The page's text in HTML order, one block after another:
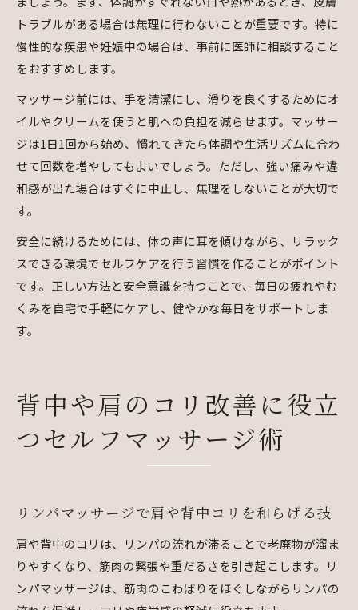
トラブルがある場合は無理に行わないことが重要です。特に
慢性的な疾患や妊娠中の場合は、事前に医師に相談すること
をおすすめします。
マッサージ前には、手を清潔にし、滑りを良くするためにオ
イルやクリームを使うと肌への負担を減らせます。マッサー
ジは1日1回から始め、慣れてきたら体調や生活リズムに合わ
せて回数を増やしてもよいでしょう。ただし、強い痛みや違
和感が出た場合はすぐに中止し、無理をしないことが大切で
す。
安全に続けるためには、体の声に耳を傾けながら、リラック
スできる環境でセルフケアを行う習慣を作ることがポイント
です。正しい方法と安全意識を持つことで、毎日の疲れやむ
くみを自宅で手軽にケアし、健やかな毎日をサポートしま
す。
背中や肩のコリ改善に役立
つセルフマッサージ術
リンパマッサージで肩や背中コリを和らげる技
肩や背中のコリは、リンパの流れが滞ることで老廃物が溜ま
りやすくなり、筋肉の緊張や重だるさを引き起こします。リ
ンパマッサージは、筋肉のこわばりをほぐしながらリンパの